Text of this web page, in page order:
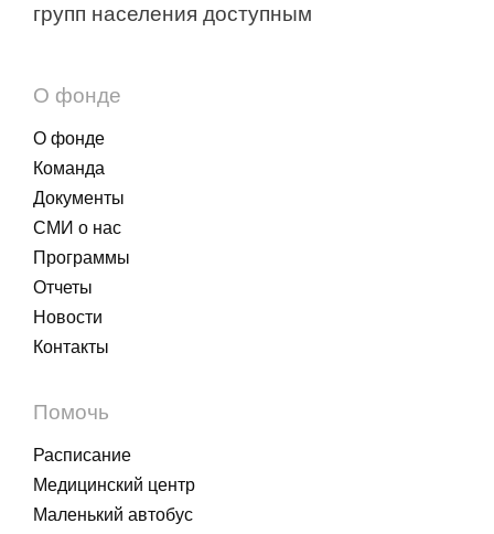
групп населения доступным
О фонде
О фонде
Команда
Документы
СМИ о нас
Программы
Отчеты
Новости
Контакты
Помочь
Расписание
Медицинский центр
Маленький автобус